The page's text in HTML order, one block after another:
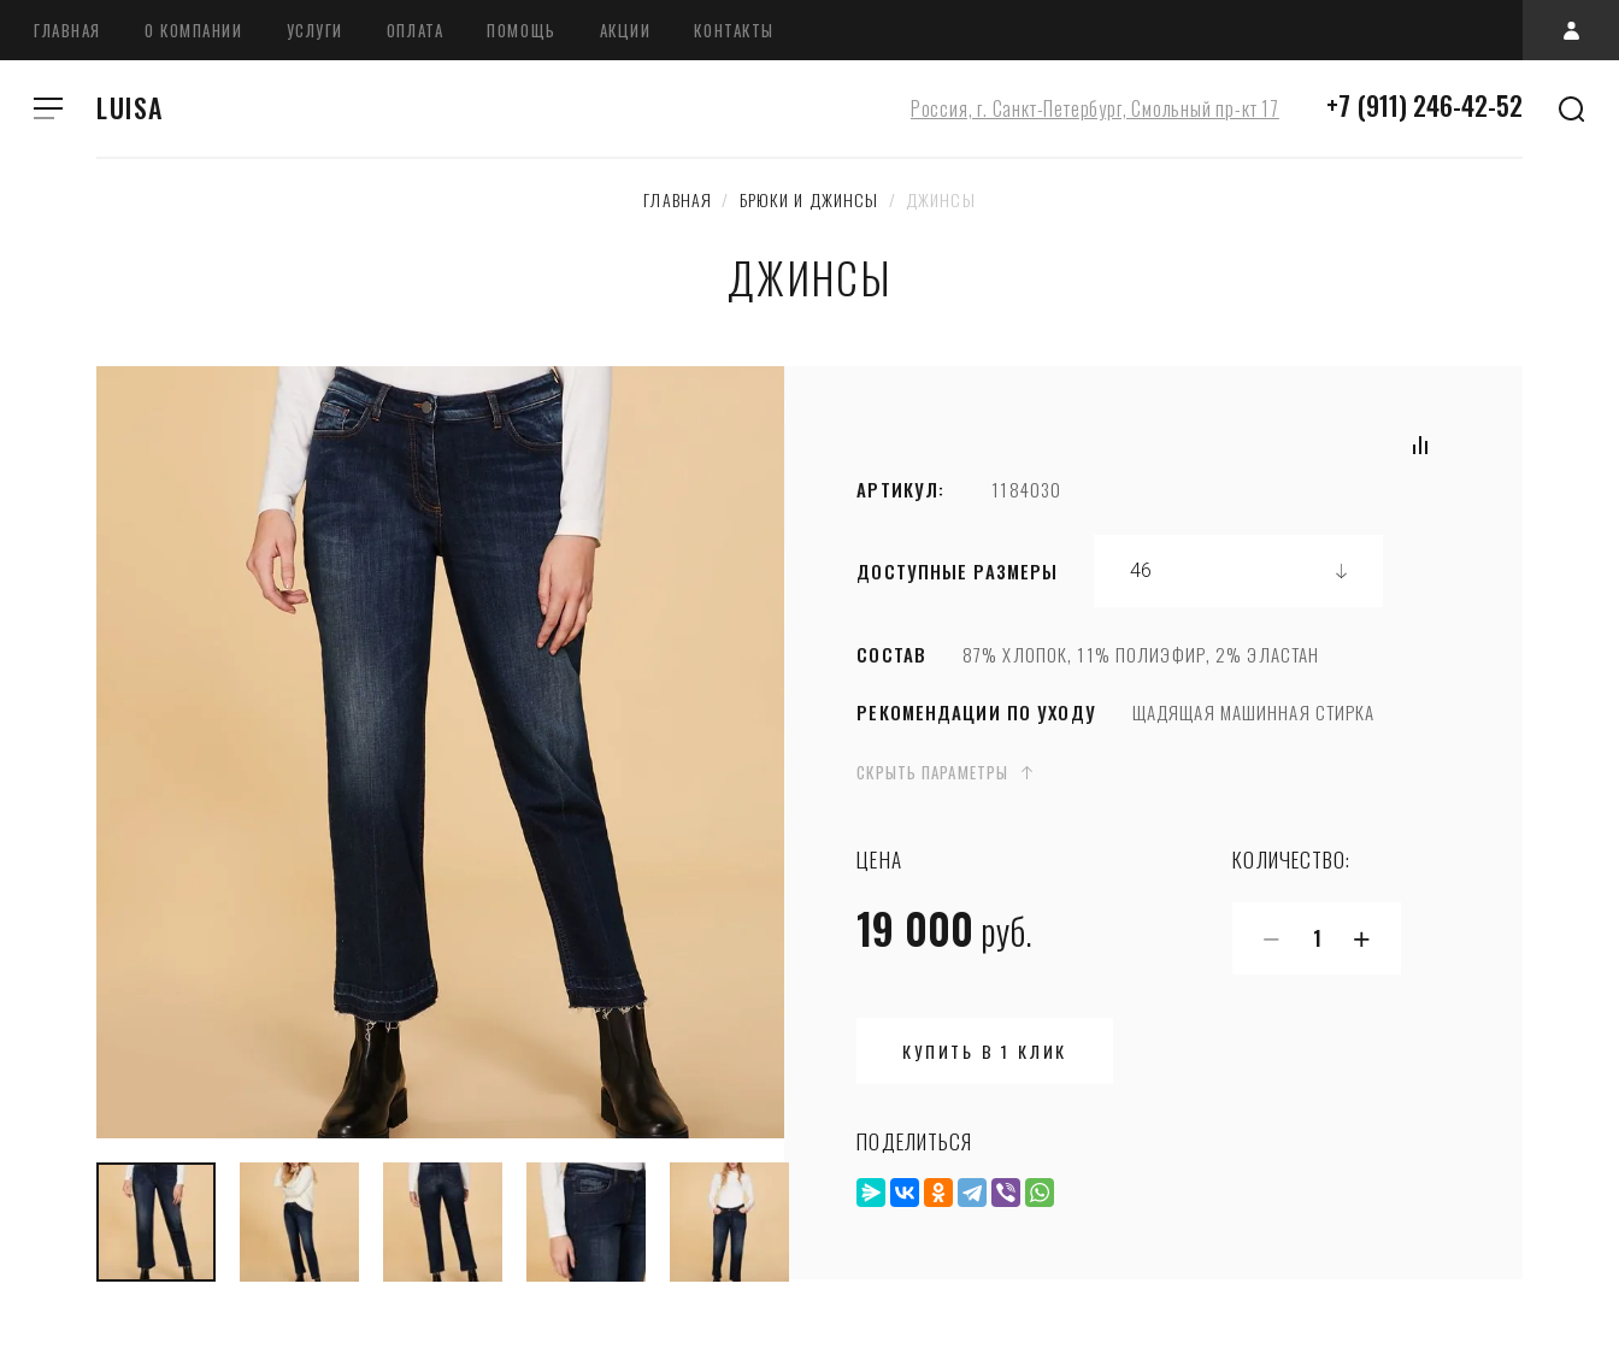
ГЛАВНАЯ О КОМПАНИИ УСЛУГИ ОПЛАТА ПОМОЩЬ АКЦИИ КОНТАКТЫ
LUISA Россия, г. Санкт-Петербург, Смольный пр-кт 17 +7 (911) 246-42-52
ГЛАВНАЯ
  /
БРЮКИ И ДЖИНСЫ
  /  ДЖИНСЫ
ДЖИНСЫ
АРТИКУЛ: 1184030
ДОСТУПНЫЕ РАЗМЕРЫ
СОСТАВ 87% ХЛОПОК, 11% ПОЛИЭФИР, 2% ЭЛАСТАН
РЕКОМЕНДАЦИИ ПО УХОДУ ЩАДЯЩАЯ МАШИННАЯ СТИРКА
СКРЫТЬ ПАРАМЕТРЫ
ЦЕНА
19 000 руб.
КОЛИЧЕСТВО:
− +
КУПИТЬ В 1 КЛИК
ПОДЕЛИТЬСЯ